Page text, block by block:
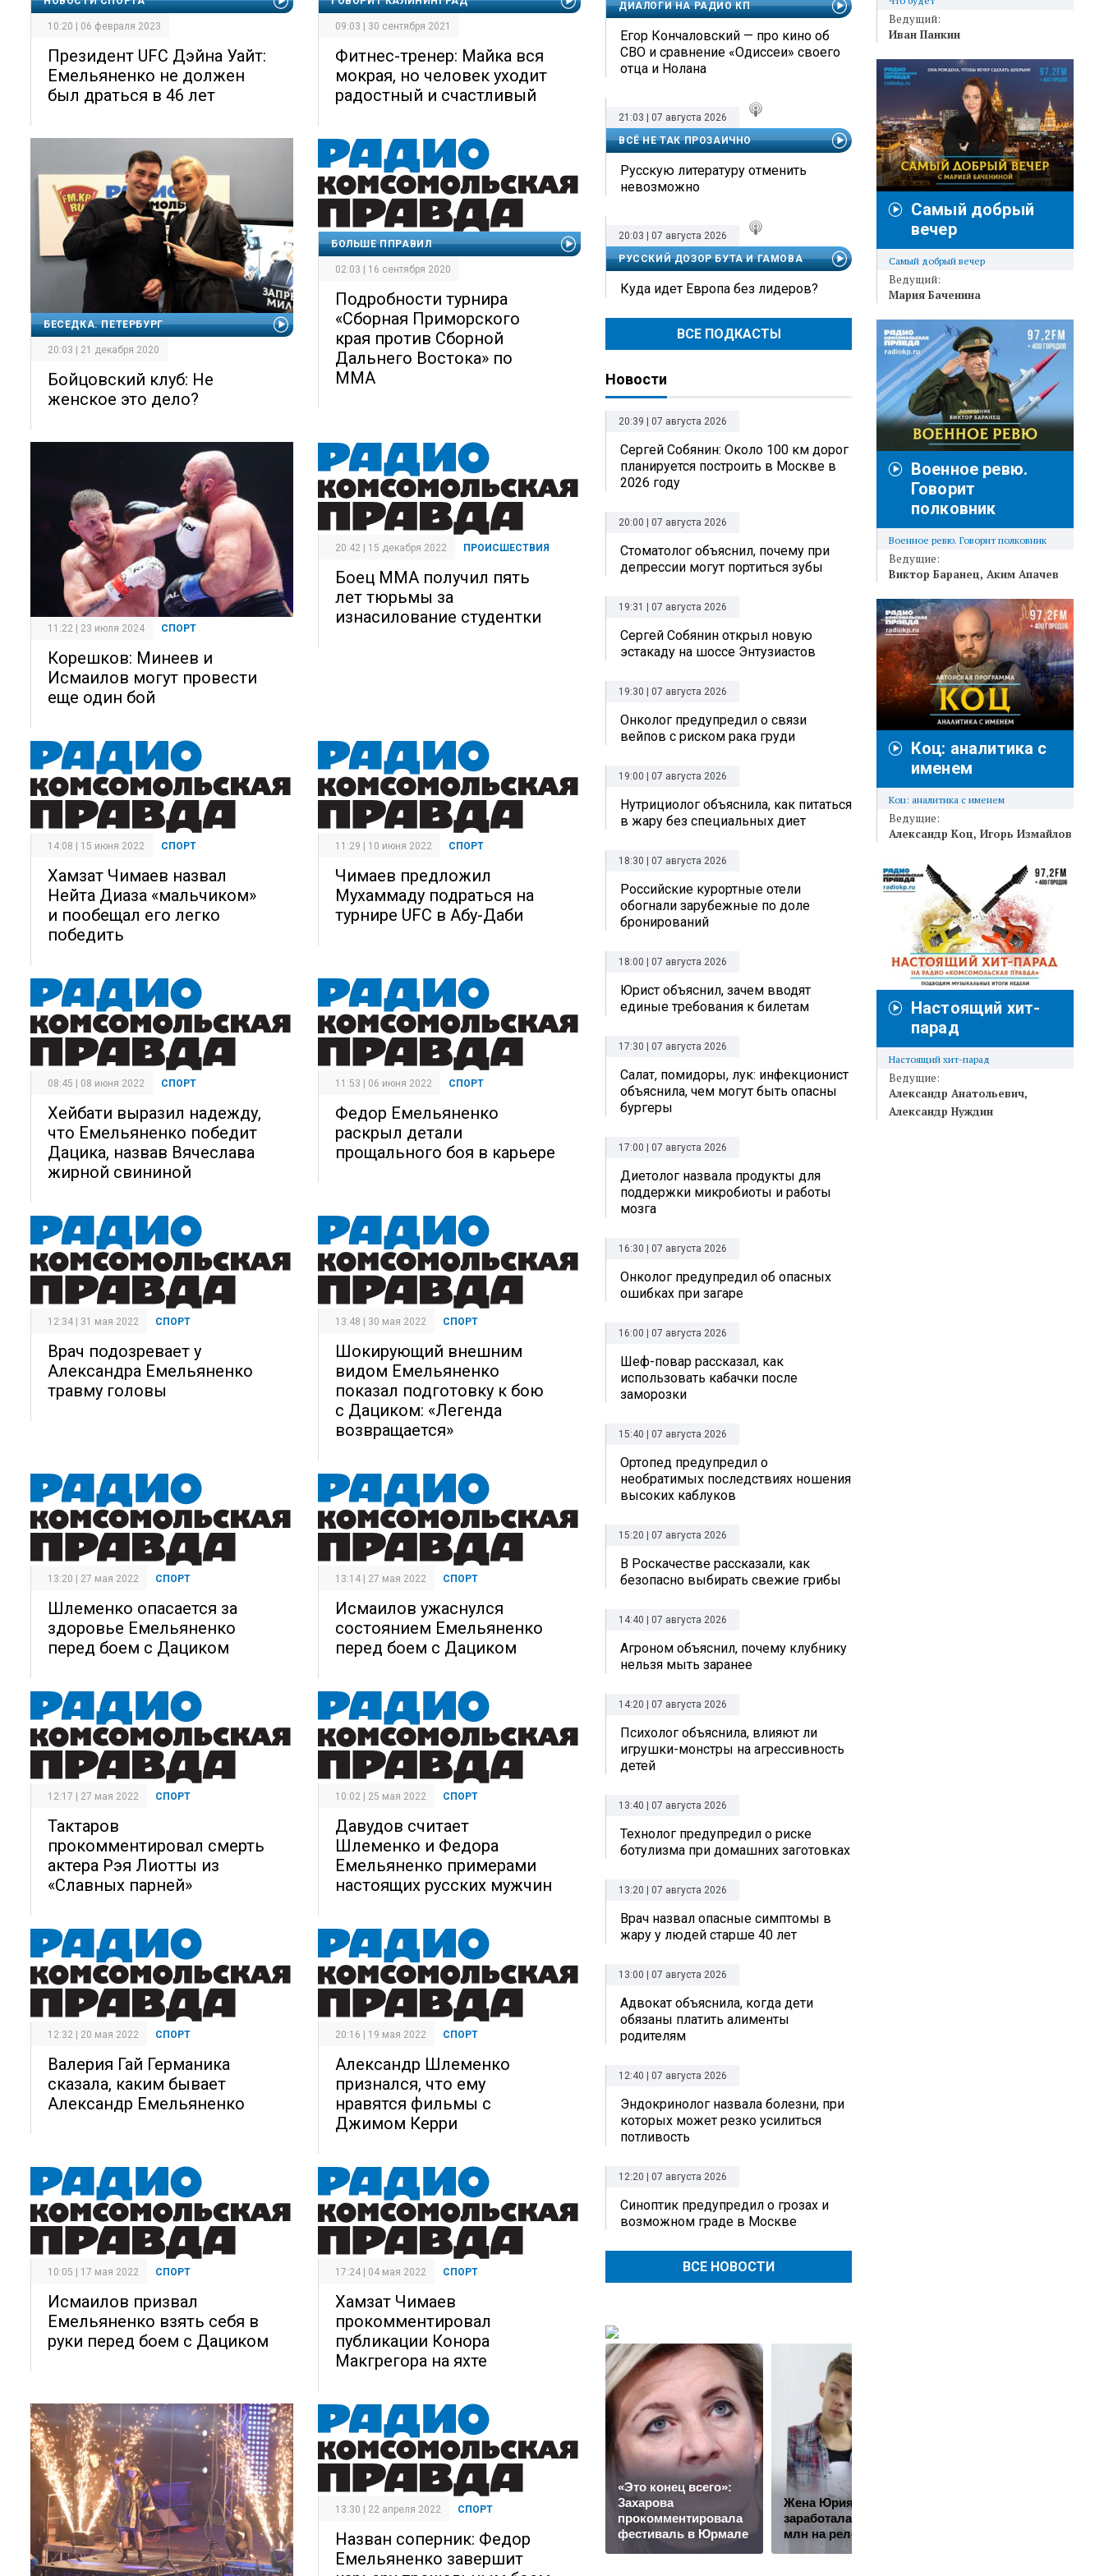
10:20 | 06 февраля 2023
Президент UFC Дэйна Уайт:
Емельяненко не должен
был драться в 46 лет
09:03 | 30 сентября 2021
Фитнес-тренер: Майка вся
мокрая, но человек уходит
радостный и счастливый
БЕСЕДКА. ПЕТЕРБУРГ
20:03 | 21 декабря 2020
Бойцовский клуб: Не
женское это дело?
БОЛЬШЕ ППРАВИЛ
02:03 | 16 сентября 2020
Подробности турнира
«Сборная Приморского
края против Сборной
Дальнего Востока» по
ММА
11:22 | 23 июля 2024 СПОРТ
Корешков: Минеев и
Исмаилов могут провести
еще один бой
20:42 | 15 декабря 2022 ПРОИСШЕСТВИЯ
Боец ММА получил пять
лет тюрьмы за
изнасилование студентки
14:08 | 15 июня 2022 СПОРТ
Хамзат Чимаев назвал
Нейта Диаза «мальчиком»
и пообещал его легко
победить
11:29 | 10 июня 2022 СПОРТ
Чимаев предложил
Мухаммаду подраться на
турнире UFC в Абу-Даби
08:45 | 08 июня 2022 СПОРТ
Хейбати выразил надежду,
что Емельяненко победит
Дацика, назвав Вячеслава
жирной свининой
11:53 | 06 июня 2022 СПОРТ
Федор Емельяненко
раскрыл детали
прощального боя в карьере
12:34 | 31 мая 2022 СПОРТ
Врач подозревает у
Александра Емельяненко
травму головы
13:48 | 30 мая 2022 СПОРТ
Шокирующий внешним
видом Емельяненко
показал подготовку к бою
с Дациком: «Легенда
возвращается»
13:20 | 27 мая 2022 СПОРТ
Шлеменко опасается за
здоровье Емельяненко
перед боем с Дациком
13:14 | 27 мая 2022 СПОРТ
Исмаилов ужаснулся
состоянием Емельяненко
перед боем с Дациком
12:17 | 27 мая 2022 СПОРТ
Тактаров
прокомментировал смерть
актера Рэя Лиотты из
«Славных парней»
10:02 | 25 мая 2022 СПОРТ
Давудов считает
Шлеменко и Федора
Емельяненко примерами
настоящих русских мужчин
12:32 | 20 мая 2022 СПОРТ
Валерия Гай Германика
сказала, каким бывает
Александр Емельяненко
20:16 | 19 мая 2022 СПОРТ
Александр Шлеменко
признался, что ему
нравятся фильмы с
Джимом Керри
10:05 | 17 мая 2022 СПОРТ
Исмаилов призвал
Емельяненко взять себя в
руки перед боем с Дациком
17:24 | 04 мая 2022 СПОРТ
Хамзат Чимаев
прокомментировал
публикации Конора
Макгрегора на яхте
13:30 | 22 апреля 2022 СПОРТ
Назван соперник: Федор
Емельяненко завершит
ДИАЛОГИ НА РАДИО КП
Егор Кончаловский — про кино об
СВО и сравнение «Одиссеи» своего
отца и Нолана
21:03 | 07 августа 2026
ВСЁ НЕ ТАК ПРОЗАИЧНО
Русскую литературу отменить
невозможно
20:03 | 07 августа 2026
РУССКИЙ ДОЗОР БУТА И ГАМОВА
Куда идет Европа без лидеров?
ВСЕ ПОДКАСТЫ
Новости
20:39 | 07 августа 2026
Сергей Собянин: Около 100 км дорог
планируется построить в Москве в
2026 году
20:00 | 07 августа 2026
Стоматолог объяснил, почему при
депрессии могут портиться зубы
19:31 | 07 августа 2026
Сергей Собянин открыл новую
эстакаду на шоссе Энтузиастов
19:30 | 07 августа 2026
Онколог предупредил о связи
вейпов с риском рака груди
19:00 | 07 августа 2026
Нутрициолог объяснила, как питаться
в жару без специальных диет
18:30 | 07 августа 2026
Российские курортные отели
обогнали зарубежные по доле
бронирований
18:00 | 07 августа 2026
Юрист объяснил, зачем вводят
единые требования к билетам
17:30 | 07 августа 2026
Салат, помидоры, лук: инфекционист
объяснила, чем могут быть опасны
бургеры
17:00 | 07 августа 2026
Диетолог назвала продукты для
поддержки микробиоты и работы
мозга
16:30 | 07 августа 2026
Онколог предупредил об опасных
ошибках при загаре
16:00 | 07 августа 2026
Шеф-повар рассказал, как
использовать кабачки после
заморозки
15:40 | 07 августа 2026
Ортопед предупредил о
необратимых последствиях ношения
высоких каблуков
15:20 | 07 августа 2026
В Роскачестве рассказали, как
безопасно выбирать свежие грибы
14:40 | 07 августа 2026
Агроном объяснил, почему клубнику
нельзя мыть заранее
14:20 | 07 августа 2026
Психолог объяснила, влияют ли
игрушки-монстры на агрессивность
детей
13:40 | 07 августа 2026
Технолог предупредил о риске
ботулизма при домашних заготовках
13:20 | 07 августа 2026
Врач назвал опасные симптомы в
жару у людей старше 40 лет
13:00 | 07 августа 2026
Адвокат объяснила, когда дети
обязаны платить алименты
родителям
12:40 | 07 августа 2026
Эндокринолог назвала болезни, при
которых может резко усилиться
потливость
12:20 | 07 августа 2026
Синоптик предупредил о грозах и
возможном граде в Москве
ВСЕ НОВОСТИ
«Это конец всего»:
Захарова
прокомментировала
фестиваль в Юрмале
Жена Юрия Дудя*
заработала почти 10
млн на релокантах
Ведущий:
Иван Панкин
Самый добрый
вечер
Самый добрый вечер
Ведущий:
Мария Баченина
Военное ревю.
Говорит
полковник
Военное ревю. Говорит полковник
Ведущие:
Виктор Баранец Аким Апачев
Коц: аналитика с
именем
Коц: аналитика с именем
Ведущие:
Александр Коц Игорь Измайлов
Настоящий хит-
парад
Настоящий хит-парад
Ведущие:
Александр Анатольевич
Александр Нуждин